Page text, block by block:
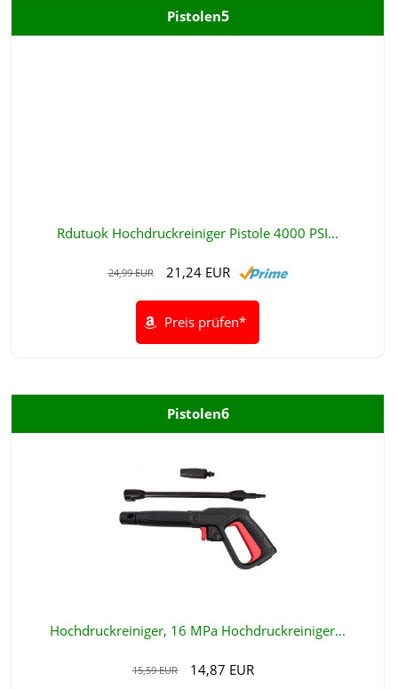
Pistolen5
Rdutuok Hochdruckreiniger Pistole 4000 PSI...
24,99 EUR 21,24 EUR
Preis prüfen*
Pistolen6
Hochdruckreiniger, 16 MPa Hochdruckreiniger...
15,59 EUR 14,87 EUR